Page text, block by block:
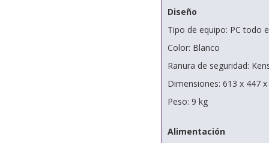
Diseño
Tipo de equipo: PC todo
Color: Blanco
Ranura de seguridad:
Dimensiones: 613 x 447
Peso: 9 kg
Alimentación